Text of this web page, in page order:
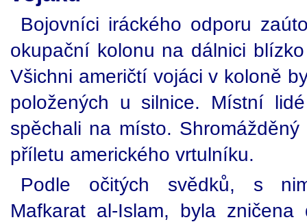
Bojovníci iráckého odporu
okupační kolonu na dálnici
Všichni američtí vojáci v koloně
položených u silnice. Místní
spěchali na místo.
příletu amerického vrtulníku.
Podle očitých svědků, s
Mafkarat al-Islam, byla